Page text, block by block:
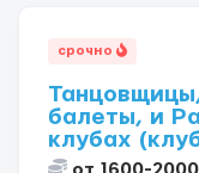
срочно
балеты, и
клубах